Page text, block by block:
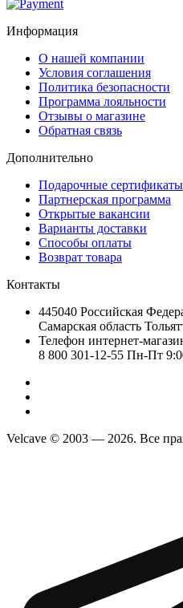
Информация
О нашей компании
Условия соглашения
Политика безопасности
Программа лояльности
Отзывы о магазине
Обратная связь
Дополнительно
Подарочные сертификаты
Партнерская программа
Открытые вакансии
Варианты доставки
Способы оплаты
Возврат товара
Контакты
445040 Российская
Самарская область
Телефон интернет-
8 800 301-12-55 Пн-Пт
Velcave © 2003 — 2026. Все